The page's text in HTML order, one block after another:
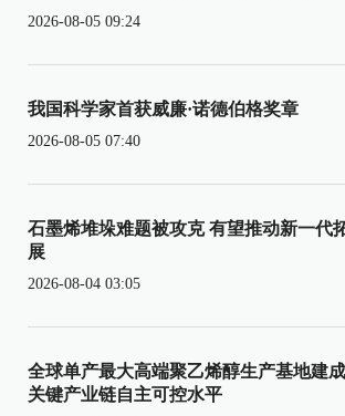
2026-08-05 09:24
我国科学家首获威廉·诺德伯格奖章
2026-08-05 07:40
石墨烯堆垛难题被攻克 有望推动新一代
展
2026-08-04 03:05
全球单产最大高端聚乙烯醇生产基地建
关键产业链自主可控水平